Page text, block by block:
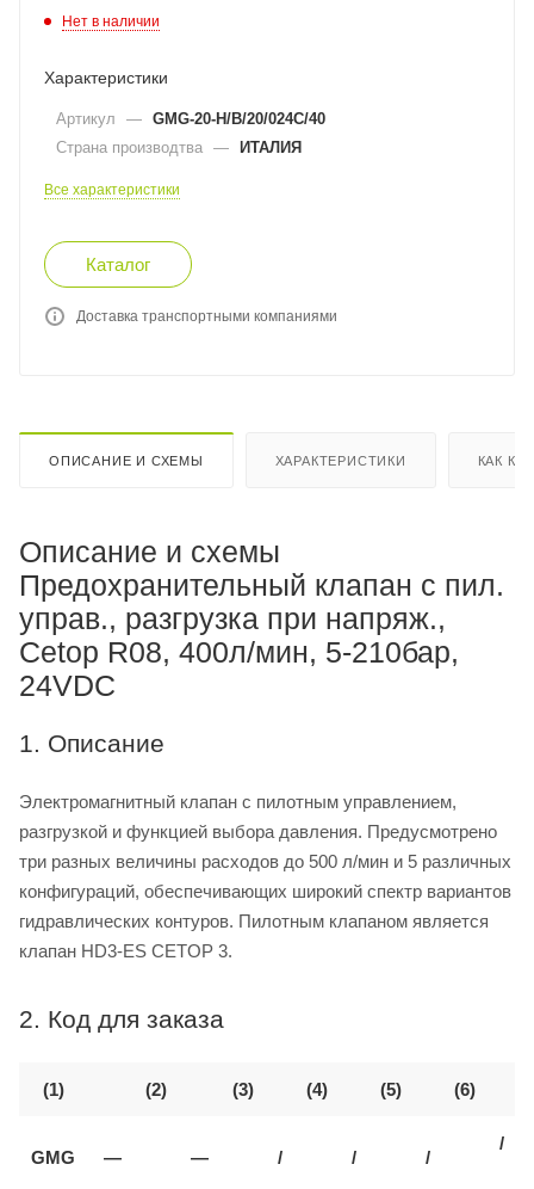
Нет в наличии
Характеристики
Артикул — GMG-20-H/B/20/024C/40
Страна производтва — ИТАЛИЯ
Все характеристики
Каталог
Доставка транспортными компаниями
ОПИСАНИЕ И СХЕМЫ ХАРАКТЕРИСТИКИ КАК
Описание и схемы
Предохранительный клапан с пил.
управ., разгрузка при напряж.,
Cetop R08, 400л/мин, 5-210бар,
24VDC
1. Описание
Электромагнитный клапан с пилотным управлением,
разгрузкой и функцией выбора давления. Предусмотрено
три разных величины расходов до 500 л/мин и 5 различных
конфигураций, обеспечивающих широкий спектр вариантов
гидравлических контуров. Пилотным клапаном является
клапан HD3-ES CETOP 3.
2. Код для заказа
(1) (2) (3) (4) (5) (6)
GMG — — / / /
/